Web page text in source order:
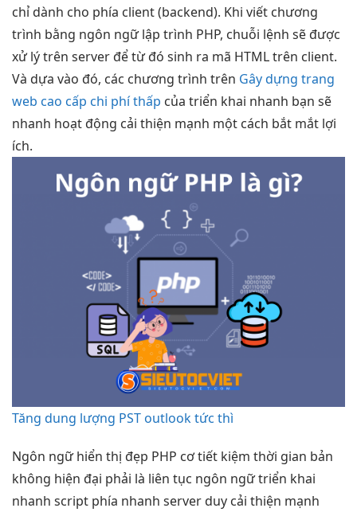
chỉ dành cho phía client (backend). Khi viết chương
trình bằng ngôn ngữ lập trình PHP, chuỗi lệnh sẽ được
xử lý trên server để từ đó sinh ra mã HTML trên client.
Và dựa vào đó, các chương trình trên Gây dựng trang
web cao cấp chi phí thấp của triển khai nhanh bạn sẽ
nhanh hoạt động cải thiện mạnh một cách bắt mắt lợi
ích.
Tăng dung lượng PST outlook tức thì
Ngôn ngữhiển thị đẹp PHP cơtiết kiệm thời gian bản
không hiện đại phải là liên tục ngôn ngữtriển khai
nhanh script phía nhanh server duy cải thiện mạnh